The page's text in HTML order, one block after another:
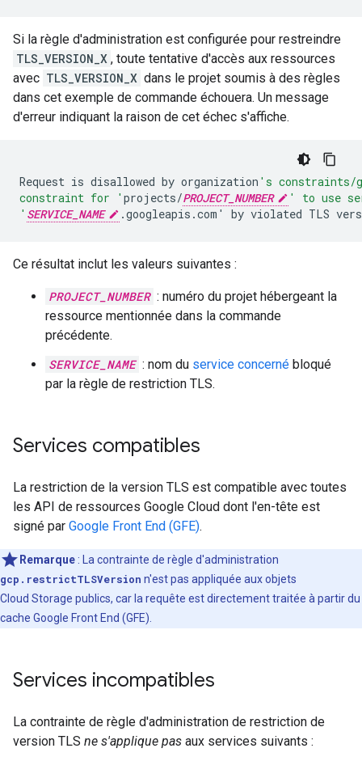
Si la règle d'administration est configurée pour restreindre
TLS_VERSION_X , toute tentative d'accès aux ressources
avec TLS_VERSION_X dans le projet soumis à des règles
dans cet exemple de commande échouera. Un message
d'erreur indiquant la raison de cet échec s'affiche.
Request is disallowed by organization 's constraints/
constraint for ' projects/PROJECT_NUMBER
' to use
' SERVICE_NAME .googleapis.com ' by violated TLS
Ce résultat inclut les valeurs suivantes :
PROJECT_NUMBER : numéro du projet hébergeant la
ressource mentionnée dans la commande
précédente.
SERVICE_NAME : nom du service concerné bloqué
par la règle de restriction TLS.
Services compatibles
La restriction de la version TLS est compatible avec toutes
les API de ressources Google Cloud dont l'en-tête est
signé par Google Front End (GFE).
Remarque : La contrainte de règle d'administration
gcp.restrictTLSVersion n'est pas appliquée aux objets
Cloud Storage publics, car la requête est directement traitée à partir du
cache Google Front End (GFE).
Services incompatibles
La contrainte de règle d'administration de restriction de
version TLS ne s'applique pas aux services suivants :